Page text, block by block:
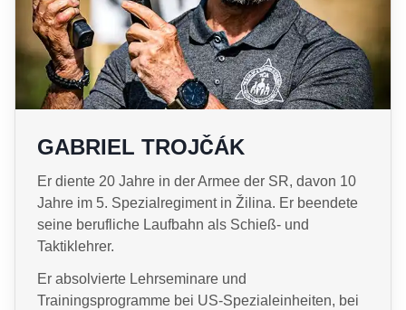
GABRIEL TROJČÁK
Er diente 20 Jahre in der Armee der SR, davon 10
Jahre im 5. Spezialregiment in Žilina. Er beendete
seine berufliche Laufbahn als Schieß- und
Taktiklehrer.
Er absolvierte Lehrseminare und
Trainingsprogramme bei US-Spezialeinheiten, bei